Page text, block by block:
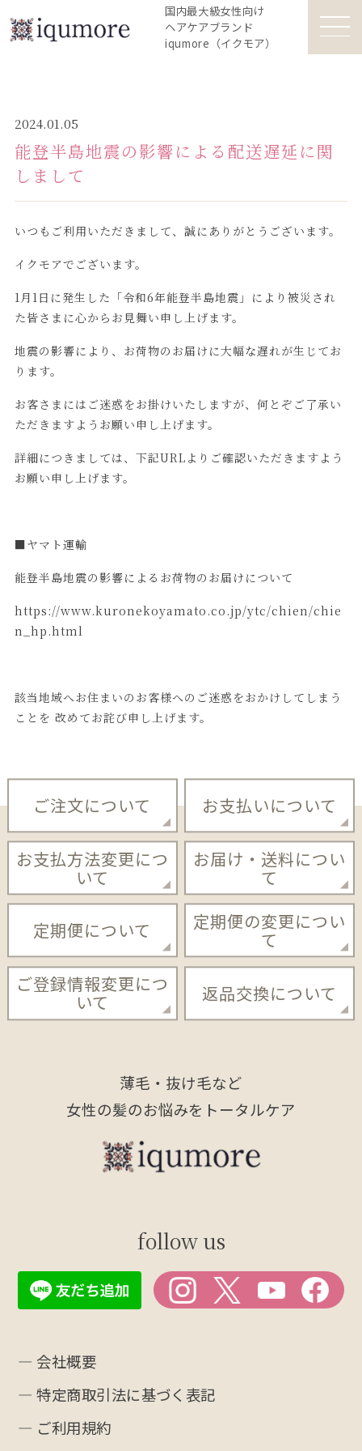
国内最大級女性向け
ヘアケアブランド
iqumore（イクモア）
2024.01.05
能登半島地震の影響による配送遅延に関
しまして
いつもご利用いただきまして、誠にありがとうございます。
イクモアでございます。
1月1日に発生した「令和6年能登半島地震」により被災され
た皆さまに心からお見舞い申し上げます。
地震の影響により、お荷物のお届けに大幅な遅れが生じてお
ります。
お客さまにはご迷惑をお掛けいたしますが、何とぞご了承い
ただきますようお願い申し上げます。
詳細につきましては、下記URLよりご確認いただきますよう
お願い申し上げます。
■ヤマト運輸
能登半島地震の影響によるお荷物のお届けについて
https://www.kuronekoyamato.co.jp/ytc/chien/chie
n_hp.html
該当地域へお住まいのお客様へのご迷惑をおかけしてしまう
ことを 改めてお詫び申し上げます。
ご注文について お支払いについて
お支払方法変更につ
いて
お届け・送料につい
て
定期便について 定期便の変更につい
て
ご登録情報変更につ
いて 返品交換について
薄毛・抜け毛など
女性の髪のお悩みをトータルケア
follow us
― 会社概要
― 特定商取引法に基づく表記
― ご利用規約